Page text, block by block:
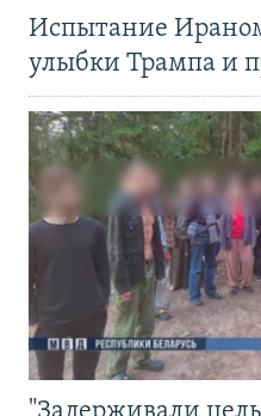
Испытание
улыбки Трампа и